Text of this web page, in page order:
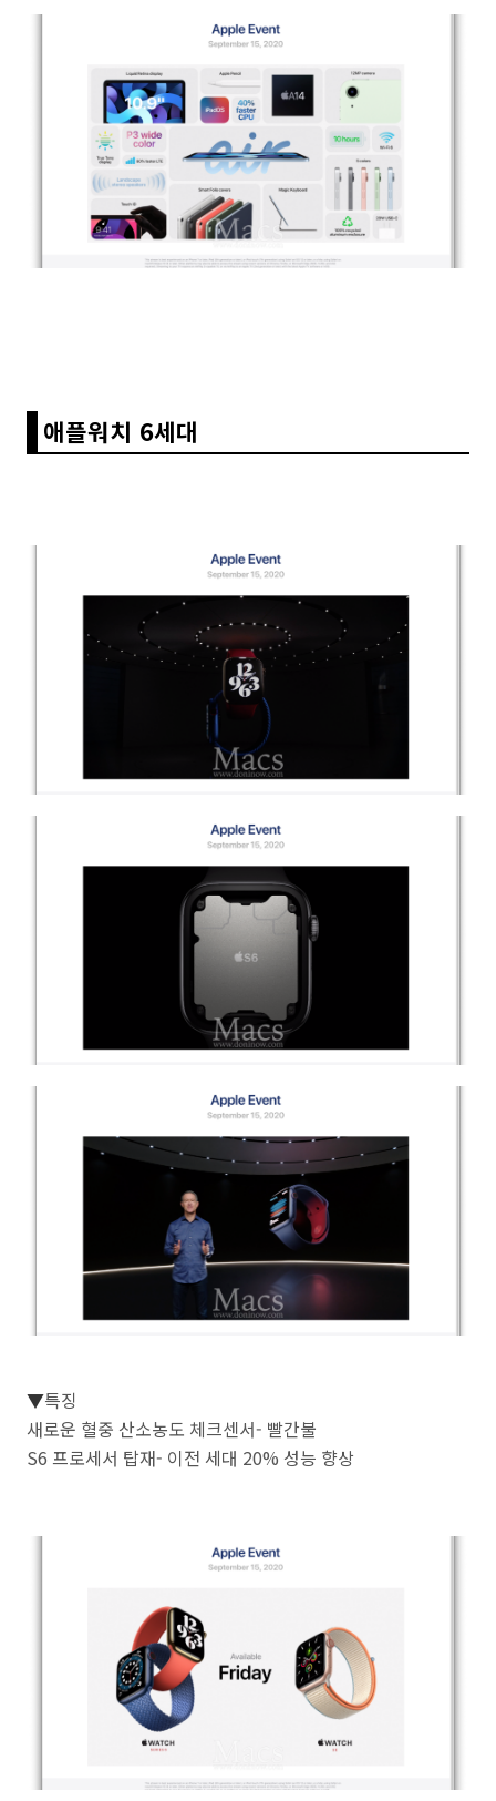
애플워치 6세대
▼특징
새로운 혈중 산소농도 체크센서- 빨간불
S6 프로세서 탑재- 이전 세대 20% 성능 향상